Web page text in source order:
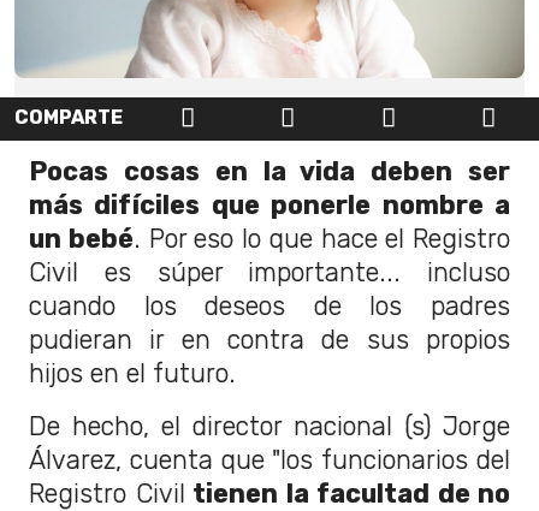
COMPARTE
Pocas cosas en la vida deben ser
más difíciles que ponerle nombre a
un bebé. Por eso lo que hace el Registro
Civil es súper importante... incluso
cuando los deseos de los padres
pudieran ir en contra de sus propios
hijos en el futuro.
De hecho, el director nacional (s) Jorge
Álvarez, cuenta que "los funcionarios del
Registro Civil tienen la facultad de no